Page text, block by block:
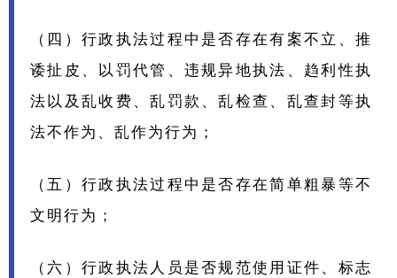
（四）行政执法过程中是否存在有案不立、推
诿扯皮、以罚代管、违规异地执法、趋利性执
法以及乱收费、乱罚款、乱检查、乱查封等执
法不作为、乱作为行为；
（五）行政执法过程中是否存在简单粗暴等不
文明行为；
（六）行政执法人员是否规范使用证件、标志